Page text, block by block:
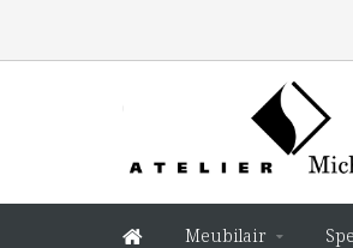
Meubilair